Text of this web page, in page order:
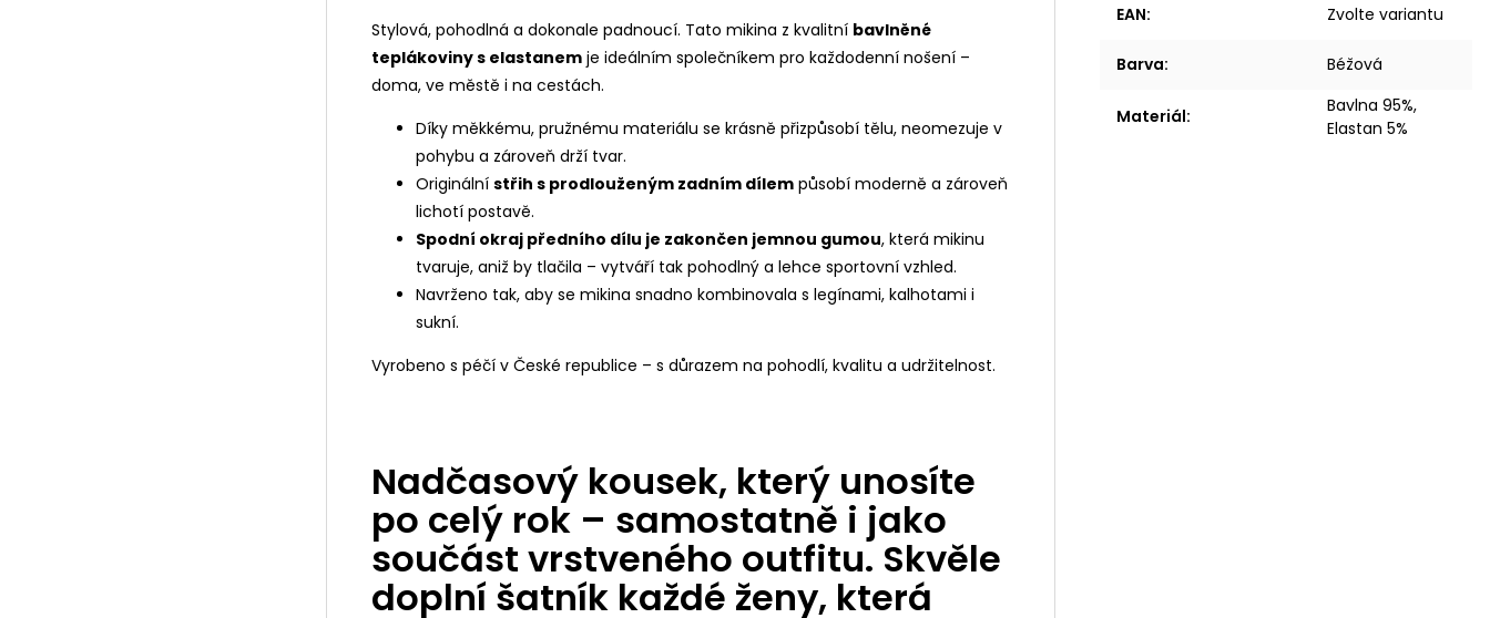
Stylová, pohodlná a dokonale padnoucí. Tato mikina z kvalitní bavlněné
teplákoviny s elastanem je ideálním společníkem pro každodenní nošení –
doma, ve městě i na cestách.
Díky měkkému, pružnému materiálu se krásně přizpůsobí tělu, neomezuje v
pohybu a zároveň drží tvar.
Originální střih s prodlouženým zadním dílem působí moderně a zároveň
lichotí postavě.
Spodní okraj předního dílu je zakončen jemnou gumou, která mikinu
tvaruje, aniž by tlačila – vytváří tak pohodlný a lehce sportovní vzhled.
Navrženo tak, aby se mikina snadno kombinovala s legínami, kalhotami i
sukní.
Vyrobeno s péčí v České republice – s důrazem na pohodlí, kvalitu a udržitelnost.
Nadčasový kousek, který unosíte
po celý rok – samostatně i jako
součást vrstveného outfitu. Skvěle
doplní šatník každé ženy, která
EAN: Zvolte variantu
Barva: Béžová
Materiál:
Bavlna 95%,
Elastan 5%